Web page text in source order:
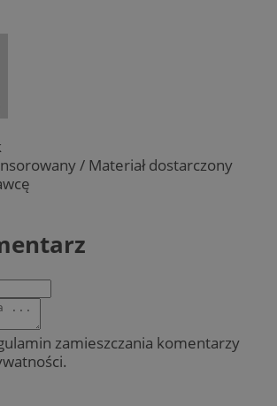
/ Materiał dostarczony
zamieszczania komentarzy